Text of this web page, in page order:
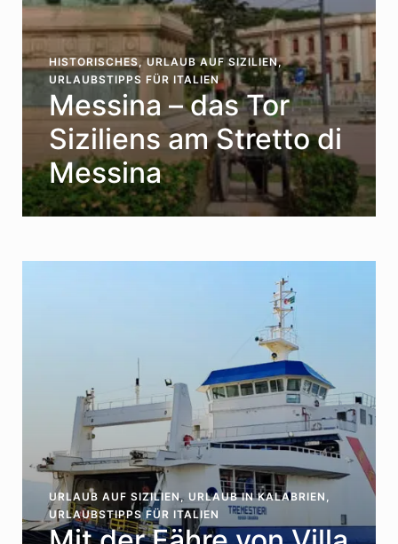
HISTORISCHES,URLAUB AUF SIZILIEN,
URLAUBSTIPPS FÜR ITALIEN
Messina – das Tor
Siziliens am Stretto di
Messina
URLAUB AUF SIZILIEN, URLAUB IN KALABRIEN ,
URLAUBSTIPPS FÜR ITALIEN